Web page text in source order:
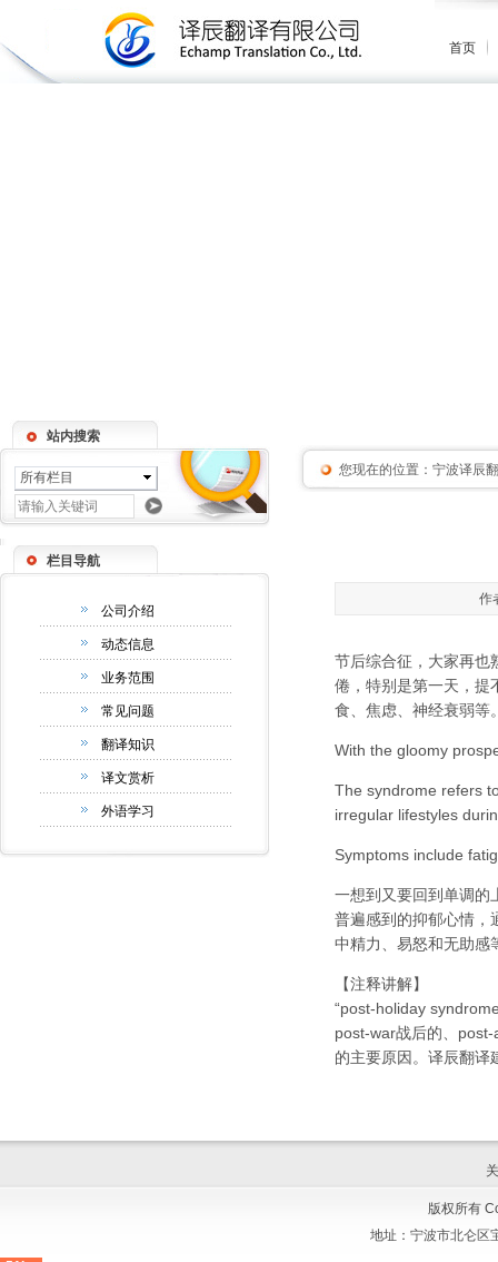
首页
站内搜索
所有栏目
栏目导航
公司介绍
动态信息
业务范围
常见问题
翻译知识
译文赏析
外语学习
您现在的位置： 宁波译辰
作
节后综合征，大家再也
倦，特别是第一天，提
食、焦虑、神经衰弱等
With the gloomy
The syndrome refers
irregular lifestyles
Symptoms include
一想到又要回到单调的
普遍感到的抑郁心情，
中精力、易怒和无助感
【注释讲解】
“post-holiday
post-war战后的、
的主要原因。译辰翻译
版权所有
地址： 宁波市北仑区